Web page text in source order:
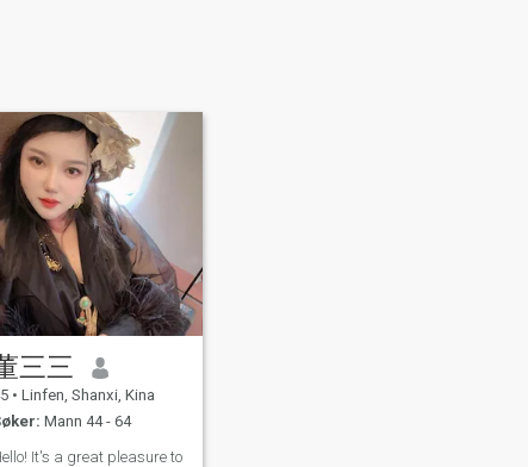
三三
• Linfen, Shanxi, Kina
Mann 44 - 64
It's a great pleasure to